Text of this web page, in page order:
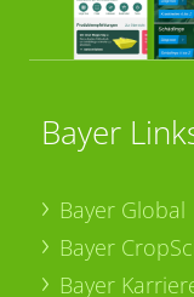
Bayer
Bayer Global
Bayer
Bayer